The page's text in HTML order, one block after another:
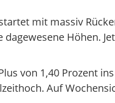
mit massiv
Höhen.
von 1,40 Prozent
Auf